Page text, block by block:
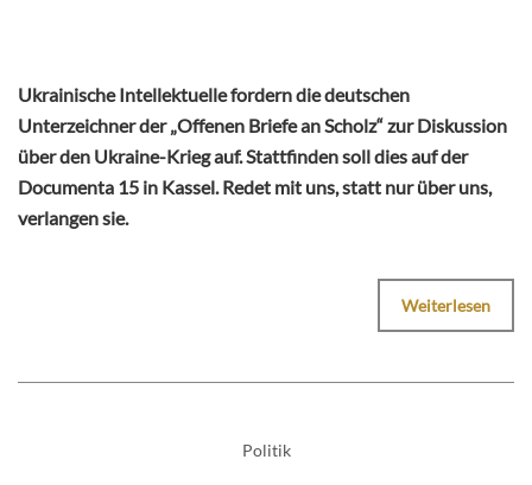
Ukrainische Intellektuelle fordern die deutschen
Unterzeichner der „Offenen Briefe an Scholz“ zur Diskussion
über den Ukraine-Krieg auf. Stattfinden soll dies auf der
Documenta 15 in Kassel. Redet mit uns, statt nur über uns,
verlangen sie.
Weiterlesen
Politik